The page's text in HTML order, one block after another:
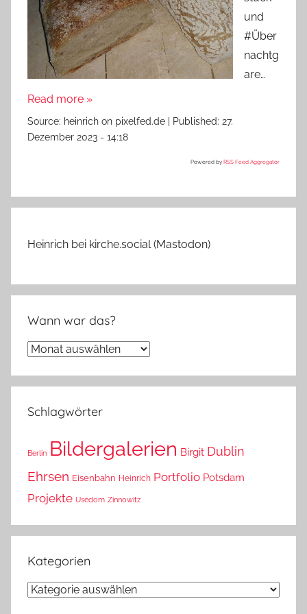
und
#Über
nachtg
are…
Read more »
Source: heinrich on pixelfed.de Published: 27.
Dezember 2023 - 14:18
Powered by RSS Feed Aggregator
Heinrich bei kirche.social (Mastodon)
Wann war das?
Wann
das?
Schlagwörter
Berlin Bildergalerien Birgit Dublin
Ehrsen Eisenbahn Heinrich Portfolio Potsdam
Projekte Usedom Zinnowitz
Kategorien
Kategorien